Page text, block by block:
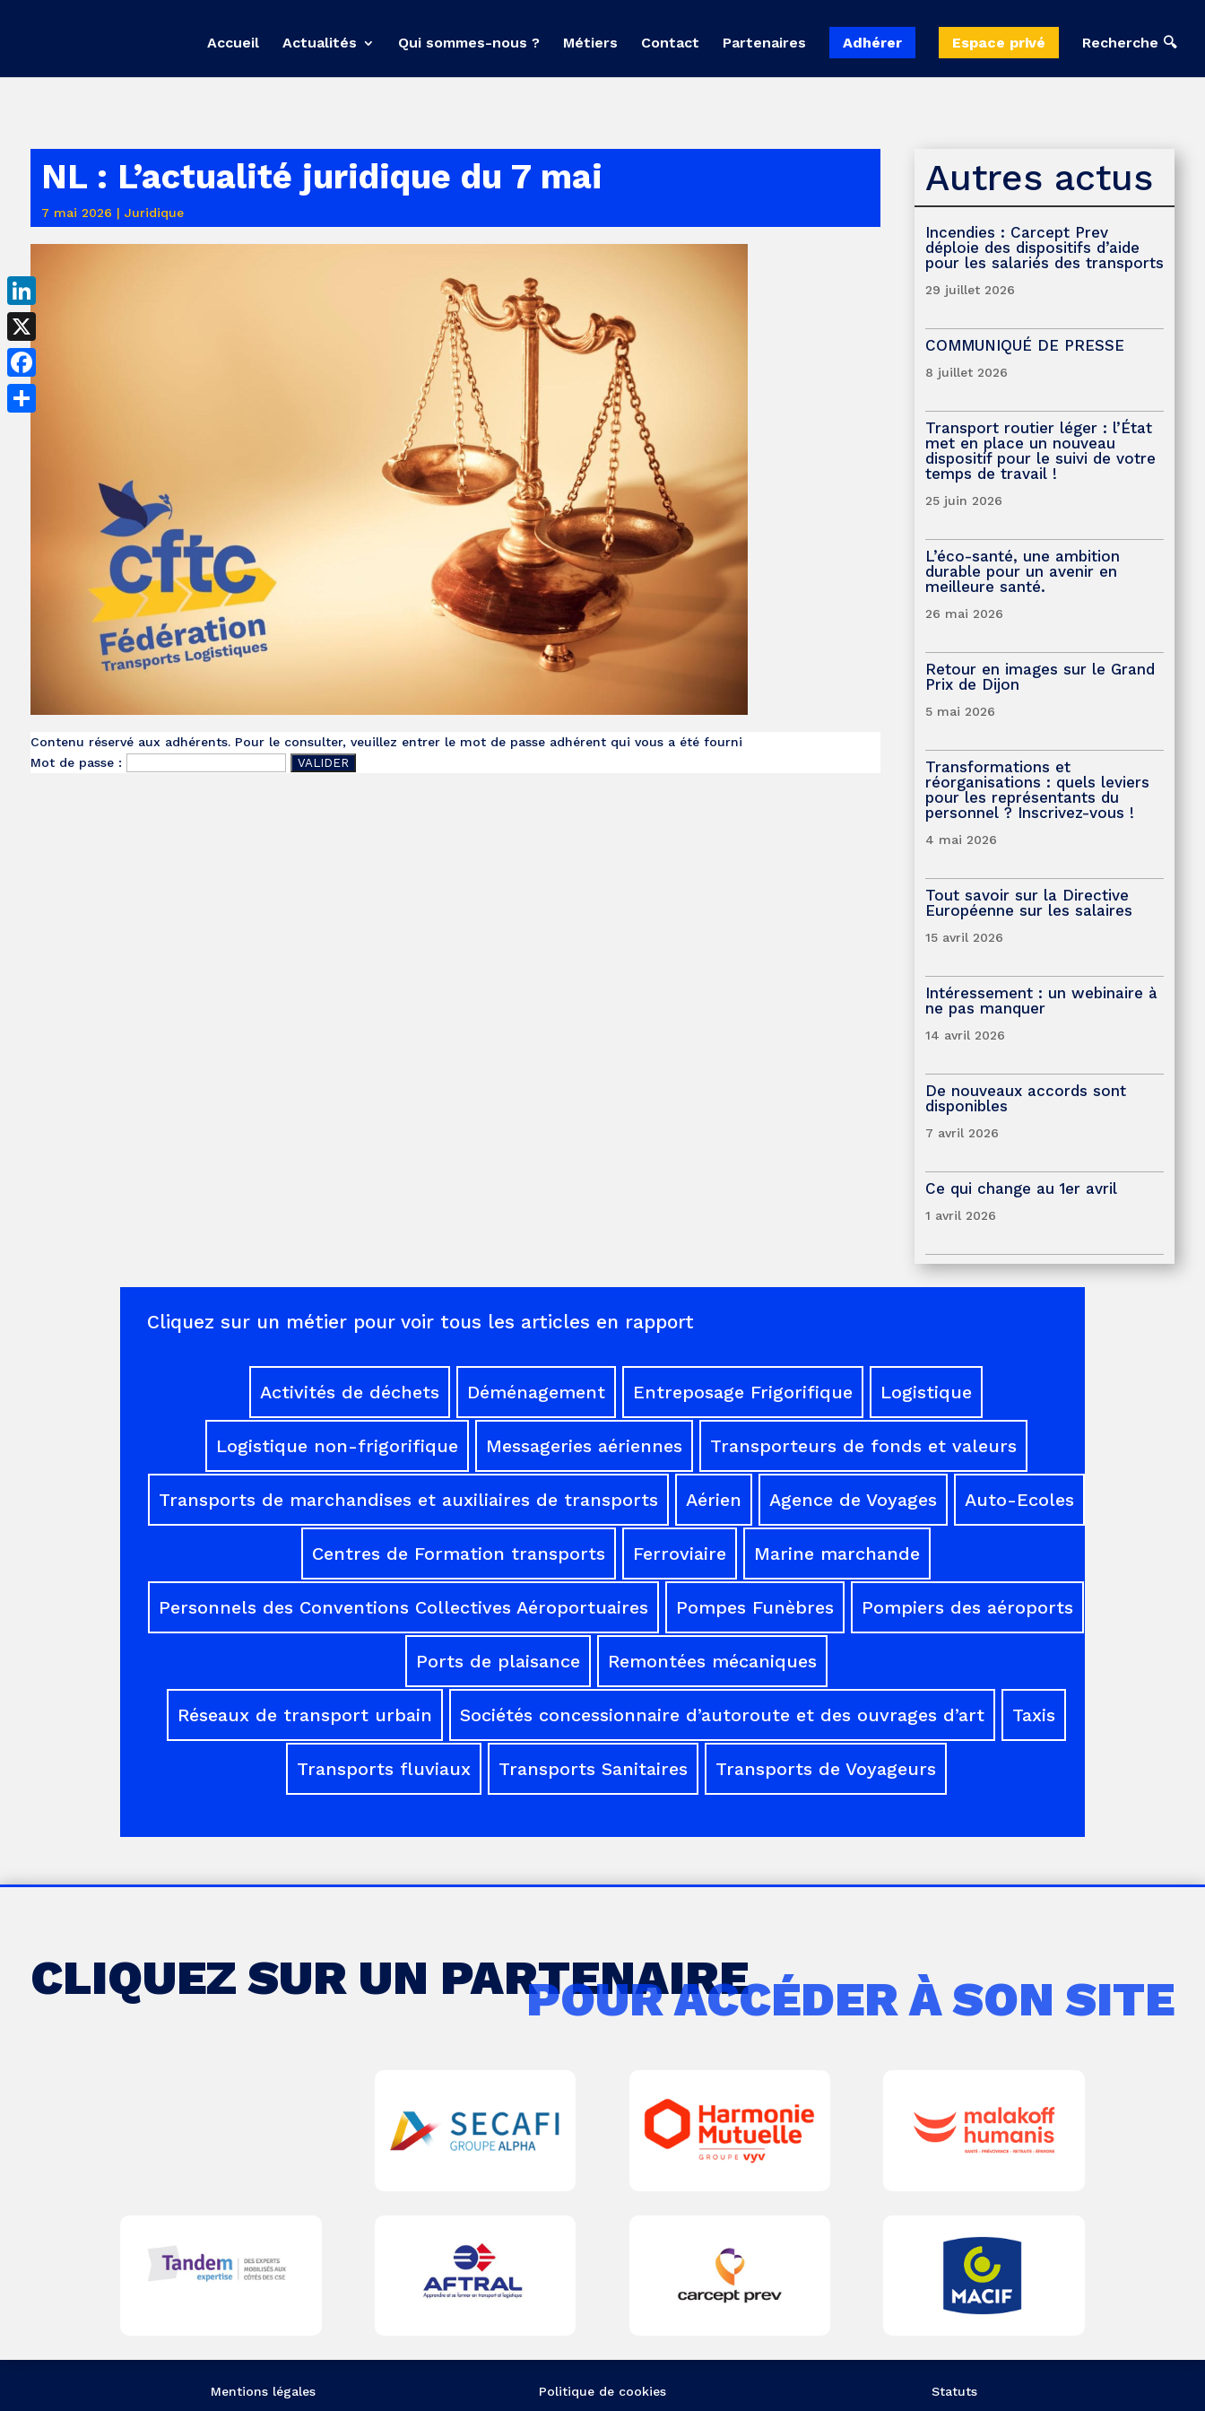
Accueil Actualités Qui sommes-nous ? Métiers Contact Partenaires Adhérer Espace privé Recherche 🔍
NL : L’actualité juridique du 7 mai
7 mai 2026 | Juridique
Contenu réservé aux adhérents. Pour le consulter, veuillez entrer le mot de passe adhérent qui vous a été fourni
Mot de passe :
Autres actus
Incendies : Carcept Prev
déploie des dispositifs d’aide
pour les salariés des transports
29 juillet 2026
COMMUNIQUÉ DE PRESSE
8 juillet 2026
Transport routier léger : l’État
met en place un nouveau
dispositif pour le suivi de votre
temps de travail !
25 juin 2026
L’éco-santé, une ambition
durable pour un avenir en
meilleure santé.
26 mai 2026
Retour en images sur le Grand
Prix de Dijon
5 mai 2026
Transformations et
réorganisations : quels leviers
pour les représentants du
personnel ? Inscrivez-vous !
4 mai 2026
Tout savoir sur la Directive
Européenne sur les salaires
15 avril 2026
Intéressement : un webinaire à
ne pas manquer
14 avril 2026
De nouveaux accords sont
disponibles
7 avril 2026
Ce qui change au 1er avril
1 avril 2026
Cliquez sur un métier pour voir tous les articles en rapport
Activités de déchets Déménagement Entreposage Frigorifique Logistique
Logistique non-frigorifique Messageries aériennes Transporteurs de fonds et valeurs
Transports de marchandises et auxiliaires de transports Aérien Agence de Voyages Auto-Ecoles
Centres de Formation transports Ferroviaire Marine marchande
Personnels des Conventions Collectives Aéroportuaires Pompes Funèbres Pompiers des aéroports
Ports de plaisance Remontées mécaniques
Réseaux de transport urbain Sociétés concessionnaire d’autoroute et des ouvrages d’art Taxis
Transports fluviaux Transports Sanitaires Transports de Voyageurs
CLIQUEZ SUR UN PARTENAIREPOUR ACCÉDER À SON SITE
Mentions légales Politique de cookies Statuts
LinkedIn
X
Facebook